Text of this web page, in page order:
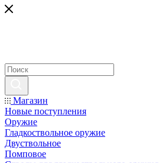
Магазин
Новые поступления
Оружие
Гладкоствольное оружие
Двуствольное
Помповое